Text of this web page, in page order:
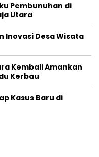
Pembunuhan di
Utara
Inovasi Desa Wisata
Kembali Amankan
Kerbau
Kasus Baru di